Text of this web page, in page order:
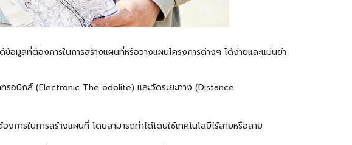
อมูลที่ต้องการในการสร้างแผนที่หรือวางแผนโครงการต่างๆ ได้ง่ายและแม่นยำ
รอนิกส์ (Electronic The odolite) และวัดระยะทาง (Distance
ารในการสร้างแผนที่ โดยสามารถทำได้โดยใช้เทคโนโลยีไร้สายหรือสาย